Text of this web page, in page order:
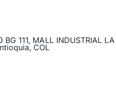
BG 111, MALL INDUSTRIAL LA
COL